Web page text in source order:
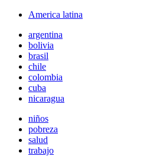
America latina
argentina
bolivia
brasil
chile
colombia
cuba
nicaragua
niños
pobreza
salud
trabajo